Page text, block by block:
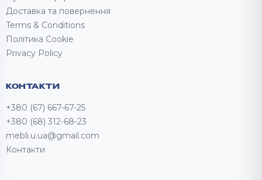
Доставка та повернення
Terms & Conditions
Політика Cookie
Privacy Policy
КОНТАКТИ
+380 (67) 667-67-25
+380 (68) 312-68-23
mebli.u.ua@gmail.com
Контакти